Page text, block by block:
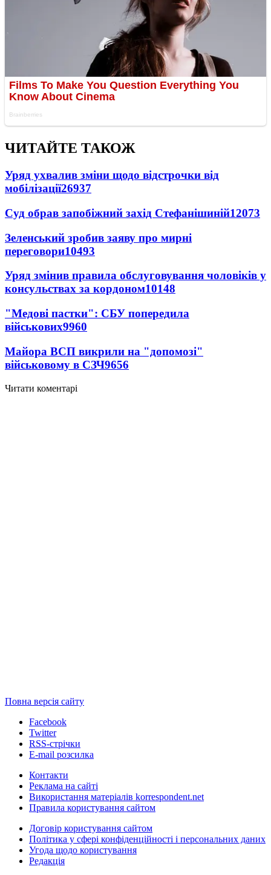
ЧИТАЙТЕ ТАКОЖ
Уряд ухвалив зміни щодо відстрочки від
мобілізації26937
Суд обрав запобіжний захід Стефанішиній12073
Зеленський зробив заяву про мирні
переговори10493
Уряд змінив правила обслуговування чоловіків у
консульствах за кордоном10148
"Медові пастки": СБУ попередила
військових9960
Майора ВСП викрили на "допомозі"
військовому в СЗЧ9656
Читати коментарі
Повна версія сайту
Facebook
Twitter
RSS-стрічки
E-mail розсилка
Контакти
Реклама на сайті
Використання матеріалів korrespondent.net
Правила користування сайтом
Договір користування сайтом
Політика у сфері конфіденційності і персональних даних
Угода щодо користування
Редакція